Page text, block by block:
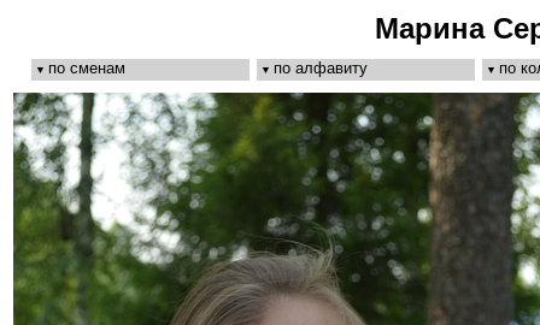
Марина
по сменам по алфавиту по